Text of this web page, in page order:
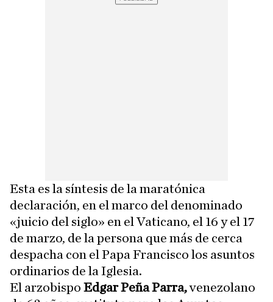
Esta es la síntesis de la maratónica
declaración, en el marco del denominado
«juicio del siglo» en el Vaticano, el 16 y el 17
de marzo, de la persona que más de cerca
despacha con el Papa Francisco los asuntos
ordinarios de la Iglesia.
El arzobispo Edgar Peña Parra,venezolano